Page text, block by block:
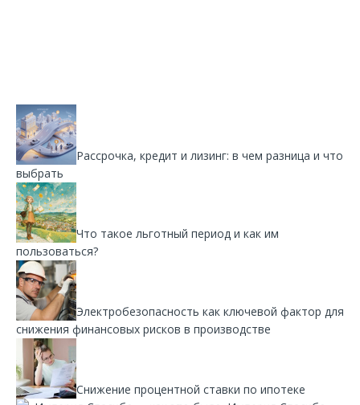
Рассрочка, кредит и лизинг: в чем разница и что
выбрать
Что такое льготный период и как им
пользоваться?
Электробезопасность как ключевой фактор для
снижения финансовых рисков в производстве
Снижение процентной ставки по ипотеке